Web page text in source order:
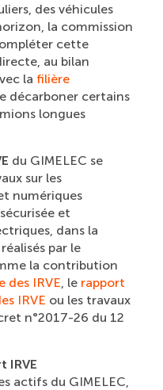
des véhicules
la commission
cette
au bilan
la filière
décarboner certains
longues
du GIMELEC se
sur les
numériques
et
dans la
par le
la contribution
des IRVE, le rapport
IRVE ou les travaux
n°2017-26 du 12
IRVE
actifs du GIMELEC,